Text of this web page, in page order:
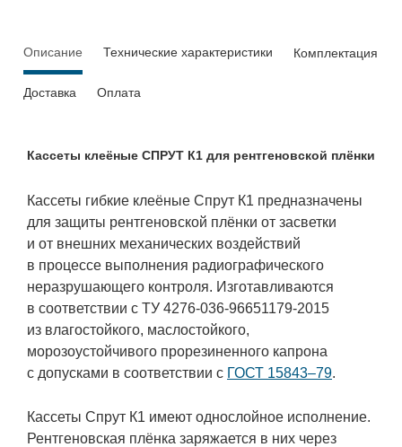
Описание Технические характеристики Комплектация
Доставка Оплата
Кассеты клеёные СПРУТ К1 для рентгеновской плёнки
Кассеты гибкие клеёные Спрут К1 предназначены
для защиты рентгеновской плёнки от засветки
и от внешних механических воздействий
в процессе выполнения радиографического
неразрушающего контроля. Изготавливаются
в соответствии с ТУ 4276-036-96651179-2015
из влагостойкого, маслостойкого,
морозоустойчивого прорезиненного капрона
с допусками в соответствии с ГОСТ 15843–79.
Кассеты Спрут К1 имеют однослойное исполнение.
Рентгеновская плёнка заряжается в них через